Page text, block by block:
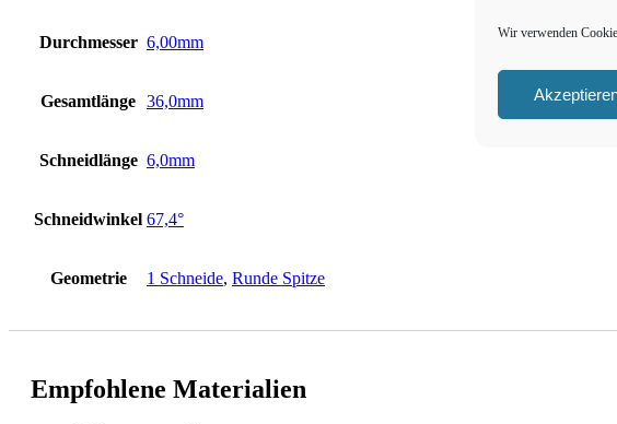
Wir verwenden
Durchmesser 6,00mm
Gesamtlänge 36,0mm
Schneidlänge 6,0mm
Schneidwinkel 67,4°
Geometrie 1 Schneide, Runde Spitze
Empfohlene Materialien